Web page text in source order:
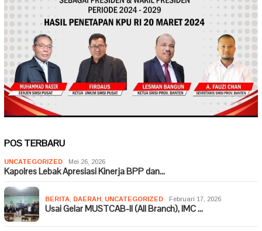
POS TERBARU
UNCATEGORIZED Mei 26, 2026
Kapolres Lebak Apresiasi Kinerja BPP dan…
BERITA DAERAH UNCATEGORIZED Februari 17, 2026
Usai Gelar MUSTCAB-II (All Branch), IMC …